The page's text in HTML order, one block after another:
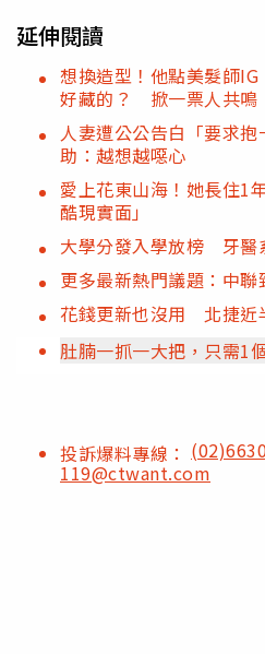
延伸閱讀
想換造型！他點美髮師
好藏的？ 掀一票人共鳴
人妻遭公公告白「要求
助：越想越噁心
愛上花東山海！她長住
酷現實面」
大學分發入學放榜 牙醫
更多最新熱門議題：中聯
花錢更新也沒用 北捷近
肚腩一抓一大把，只需1
投訴爆料專線：
119@ctwant.com